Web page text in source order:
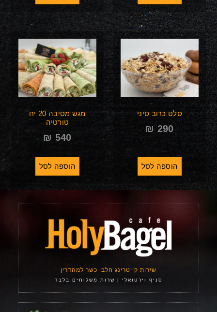
סלט כרוב סיני
₪ 290
הוספה לסל
מגש מסיבה 20 יח
טורטיה
₪ 540
הוספה לסל
שירות קייטרינג חלבי כשר למהדרין
סניף וירטואלי | שרות משלוחים בלבד